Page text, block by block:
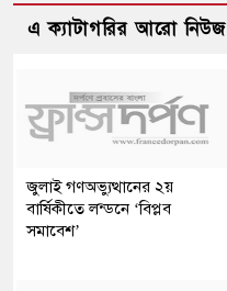
এ ক্যাটাগরির আরো নিউজ
জুলাই গণঅভ্যুত্থানের ২য়
বার্ষিকীতে লন্ডনে ‘বিপ্লব
সমাবেশ’